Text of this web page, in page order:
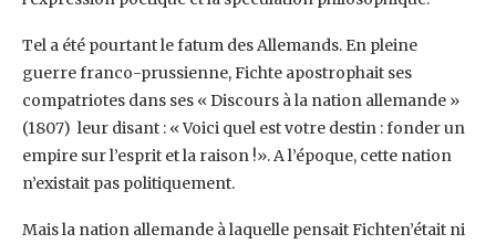
Tel a été pourtant le fatum des Allemands. En pleine
guerre franco-prussienne, Fichte apostrophait ses
compatriotes dans ses « Discours à la nation allemande »
(1807) leur disant : « Voici quel est votre destin : fonder un
empire sur l’esprit et la raison !». A l’époque, cette nation
n’existait pas politiquement.
Mais la nation allemande à laquelle pensait Fichten’était ni